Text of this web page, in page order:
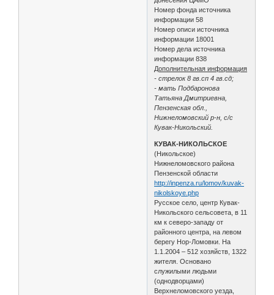
Номер фонда источника
информации 58
Номер описи источника
информации 18001
Номер дела источника
информации 838
Дополнительная информация
- стрелок 8 гв.сп 4 гв.сд;
- мать Подбаронова
Татьяна Дмитриевна,
Пензенская обл.,
Нижнеломовский р-н, с/с
Кувак-Никольский.
КУВАК-НИКОЛЬСКОЕ
(Никольское)
Нижнеломовского района
Пензенской области
http://inpenza.ru/lomov/kuvak-
nikolskoye.php
Русское село, центр Кувак-
Никольского сельсовета, в 11
км к северо-западу от
районного центра, на левом
берегу Нор-Ломовки. На
1.1.2004 – 512 хозяйств, 1322
жителя. Основано
служилыми людьми
(однодворцами)
Верхнеломовского уезда,